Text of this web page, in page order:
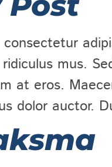
mus.
at eros.
dolor auctor.